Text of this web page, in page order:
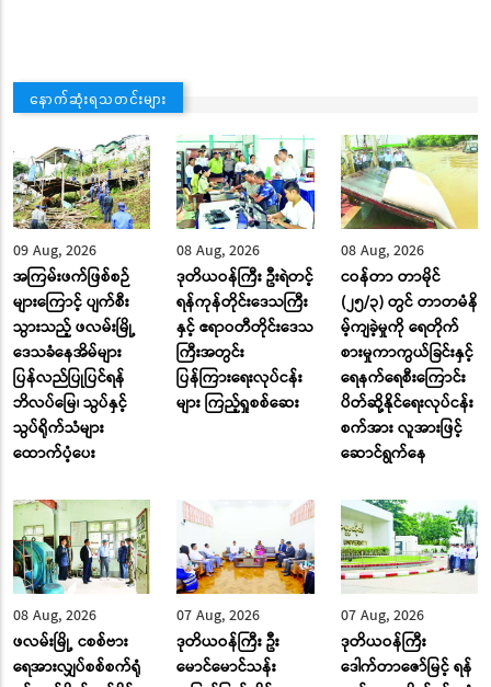
နောက်ဆုံးရသတင်းများ
09 Aug, 2026
အကြမ်းဖက်ဖြစ်စဉ်
များကြောင့် ပျက်စီး
သွားသည့် ဖလမ်းမြို့
ဒေသခံနေအိမ်များ
ပြန်လည်ပြုပြင်ရန်
ဘိလပ်မြေ၊ သွပ်နှင့်
သွပ်ရိုက်သံများ
ထောက်ပံ့ပေး
08 Aug, 2026
ဒုတိယဝန်ကြီး ဦးရဲတင့်
ရန်ကုန်တိုင်းဒေသကြီး
နှင့် ဧရာဝတီတိုင်းဒေသ
ကြီးအတွင်း
ပြန်ကြားရေးလုပ်ငန်း
များ ကြည့်ရှုစစ်ဆေး
08 Aug, 2026
ငဝန်တာ တာမိုင်
(၂၅/၃) တွင် တာတမံနိ
မ့်ကျခဲ့မှုကို ရေတိုက်
စားမှုကာကွယ်ခြင်းနှင့်
ရေနက်ရေစီးကြောင်း
ပိတ်ဆို့နိုင်ရေးလုပ်ငန်း
စက်အား လူအားဖြင့်
ဆောင်ရွက်နေ
08 Aug, 2026
ဖလမ်းမြို့ ငစစ်ဗား
ရေအားလျှပ်စစ်စက်ရုံ
07 Aug, 2026
ဒုတိယဝန်ကြီး ဦး
မောင်မောင်သန်း
07 Aug, 2026
ဒုတိယဝန်ကြီး
ဒေါက်တာဇော်မြင့် ရန်